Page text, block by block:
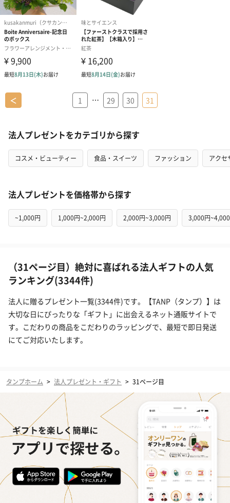
＜ 1 … 29 30 31
法人プレゼントをカテゴリから探す
コスメ・ビューティー 食品・スイーツ ファッション アクセ
法人プレゼントを価格帯から探す
~1,000円 1,000円~2,000円 2,000円~3,000円 3,000円
（31ページ目）絶対に喜ばれる法人ギフトの人気
ランキング(3344件)
法人に贈るプレゼント一覧(3344件)です。【TANP（タンプ）】は
大切な日にぴったりな「ギフト」に出会えるネット通販サイトで
す。こだわりの商品をこだわりのラッピングで、最短で即日発送
にてご対応いたします。
タンプホーム > 法人プレゼント・ギフト > 31ページ目